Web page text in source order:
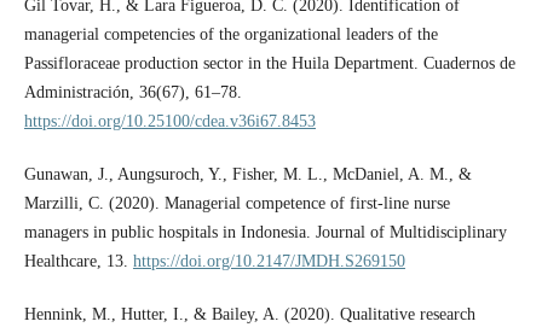
Gil Tovar, H., & Lara Figueroa, D. C. (2020). Identification of
managerial competencies of the organizational leaders of the
Passifloraceae production sector in the Huila Department. Cuadernos de
Administración, 36(67), 61–78.
https://doi.org/10.25100/cdea.v36i67.8453
Gunawan, J., Aungsuroch, Y., Fisher, M. L., McDaniel, A. M., &
Marzilli, C. (2020). Managerial competence of first-line nurse
managers in public hospitals in Indonesia. Journal of Multidisciplinary
Healthcare, 13. https://doi.org/10.2147/JMDH.S269150
Hennink, M., Hutter, I., & Bailey, A. (2020). Qualitative research